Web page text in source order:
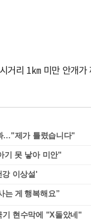
거리 1㎞ 미만 안개가
…"제가 틀렸습니다"
기 못 낳아 미안"
이상설'
기 현수막에 "X돌았네"